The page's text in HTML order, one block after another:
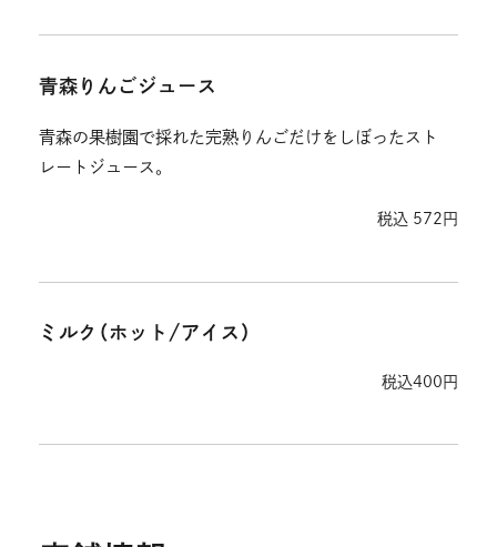
青森りんごジュース
青森の果樹園で採れた完熟りんごだけをしぼったスト
レートジュース。
税込 572円
ミルク（ホット/アイス）
税込400円